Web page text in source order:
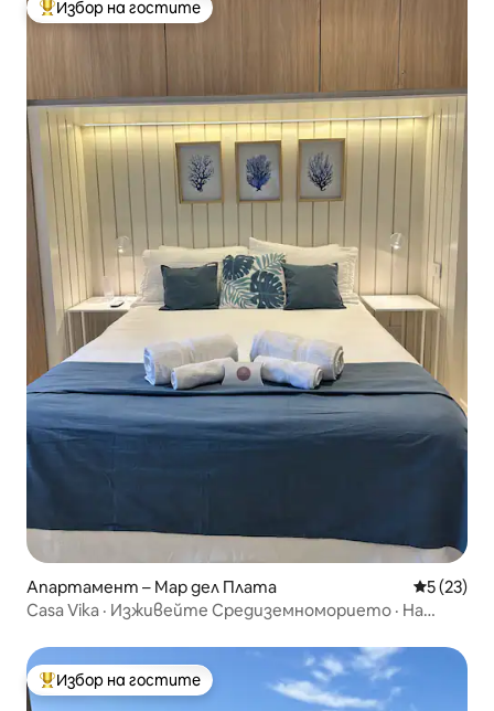
Най-популярен избор на гостите
Избор на гостите
Апартамент – Мар дел Плата Средна
5 (23)
Casa Vika · Изживейте Средиземноморието · На
Най-популярен избор на гостите
Избор на гостите